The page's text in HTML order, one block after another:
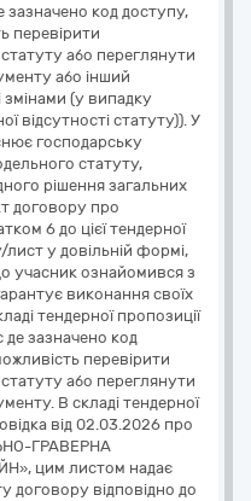
зазначено код доступу,
перевірити
або переглянути
або інший
(у випадку
відсутності статуту)). У
господарську
статуту,
рішення загальних
договору про
6 до цієї тендерної
лист у довільній формі,
учасник ознайомився з
виконання своїх
тендерної пропозиції
де зазначено код
перевірити
або переглянути
В складі тендерної
від 02.03.2026 про
ГРАВЕРНА
цим листом надає
договору відповідно до